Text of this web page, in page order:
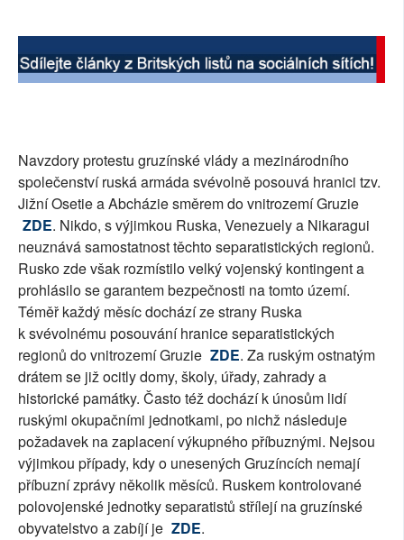
Navzdory protestu gruzínské vlády a mezinárodního
společenství ruská armáda svévolně posouvá hranici tzv.
Jižní Osetie a Abcházie směrem do vnitrozemí Gruzie
ZDE. Nikdo, s výjimkou Ruska, Venezuely a Nikaragui
neuznává samostatnost těchto separatistických regionů.
Rusko zde však rozmístilo velký vojenský kontingent a
prohlásilo se garantem bezpečnosti na tomto území.
Téměř každý měsíc dochází ze strany Ruska
k svévolnému posouvání hranice separatistických
regionů do vnitrozemí Gruzie ZDE. Za ruským ostnatým
drátem se již ocitly domy, školy, úřady, zahrady a
historické památky. Často též dochází k únosům lidí
ruskými okupačními jednotkami, po nichž následuje
požadavek na zaplacení výkupného příbuznými. Nejsou
výjimkou případy, kdy o unesených Gruzíncích nemají
příbuzní zprávy několik měsíců. Ruskem kontrolované
polovojenské jednotky separatistů střílejí na gruzínské
obyvatelstvo a zabíjí je ZDE.